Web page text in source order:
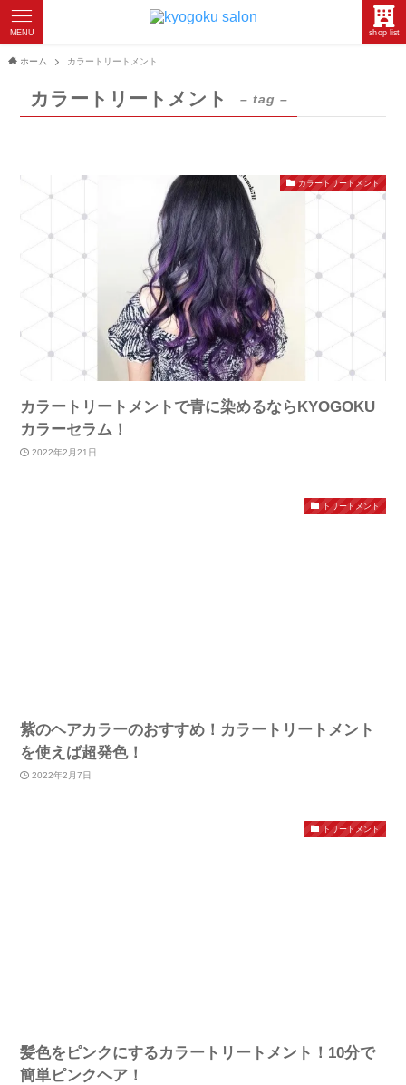
shop list
MENU
ホーム カラートリートメント
カラートリートメント – tag –
カラートリートメント
カラートリートメントで青に染めるならKYOGOKU
カラーセラム！
2022年2月21日
トリートメント
紫のヘアカラーのおすすめ！カラートリートメント
を使えば超発色！
2022年2月7日
トリートメント
髪色をピンクにするカラートリートメント！10分で
簡単ピンクヘア！